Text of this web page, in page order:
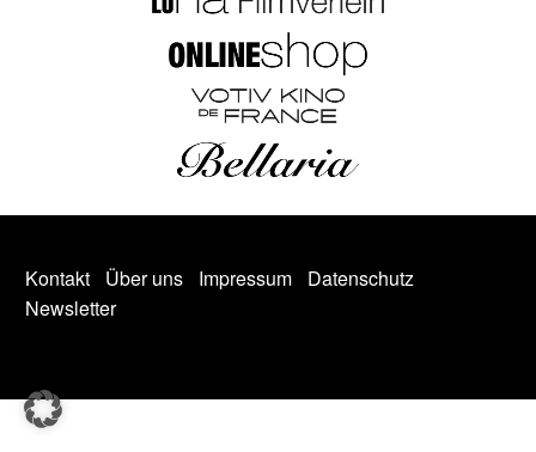
Kontakt Über uns Impressum
Datenschutz
Newsletter